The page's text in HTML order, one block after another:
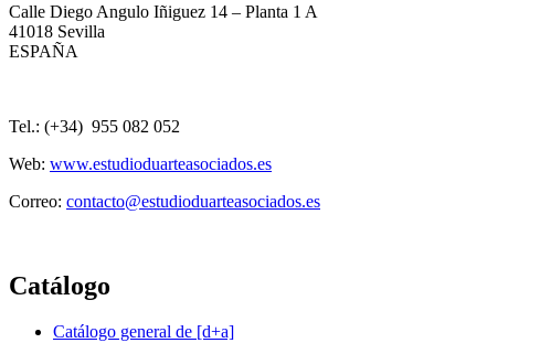
Calle Diego Angulo Iñiguez 14 – Planta 1 A
41018 Sevilla
ESPAÑA
Tel.: (+34) 955 082 052
Web: www.estudioduarteasociados.es
Correo: contacto@estudioduarteasociados.es
Catálogo
Catálogo general de [d+a]